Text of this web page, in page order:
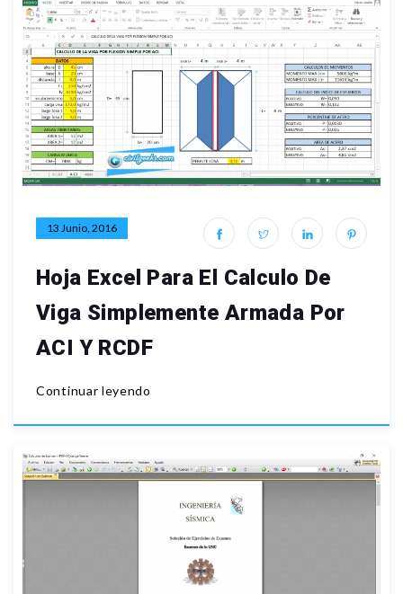
13 Junio, 2016
Hoja Excel Para El Calculo De
Viga Simplemente Armada Por
ACI Y RCDF
Continuar leyendo